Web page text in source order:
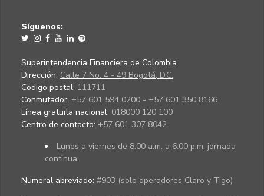
Síguenos:
Superintendencia Financiera de Colombia
Dirección: Calle 7 No. 4 - 49 Bogotá, D.C.
Código postal: 111711
Conmutador: +57 601 594 0200 - +57 601 350 8166
Línea gratuita nacional: 018000 120 100
Centro de contacto: +57 601 307 8042
Lunes a viernes de 8:00 a.m. a 6:00 p.m. jornada
continua.
Numeral abreviado: #903 (solo operadores Claro y Tigo)